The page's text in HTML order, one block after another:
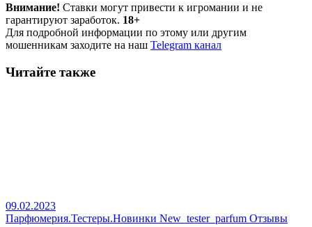
Внимание! Ставки могут привести к игромании и не
гарантируют заработок. 18+
Для подробной информации по этому или другим
мошенникам заходите на наш Telegram канал
Читайте также
09.02.2023
Парфюмерия.Тестеры.Новинки New_tester_parfum Отзывы